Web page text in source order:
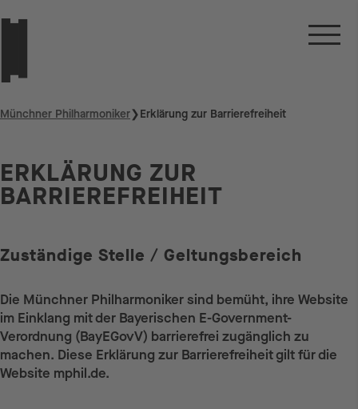
Münchner Philharmoniker❯Erklärung zur Barrierefreiheit
ERKLÄRUNG ZUR
BARRIEREFREIHEIT
Zuständige Stelle / Geltungsbereich
Die Münchner Philharmoniker sind bemüht, ihre Website
im Einklang mit der Bayerischen E-Government-
Verordnung (BayEGovV) barrierefrei zugänglich zu
machen. Diese Erklärung zur Barrierefreiheit gilt für die
Website mphil.de.